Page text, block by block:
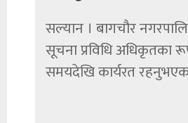
सल्यान । बागचौर
सूचना प्रविधि अधिकृतका
समयदेखि कार्यरत रहनुभएका